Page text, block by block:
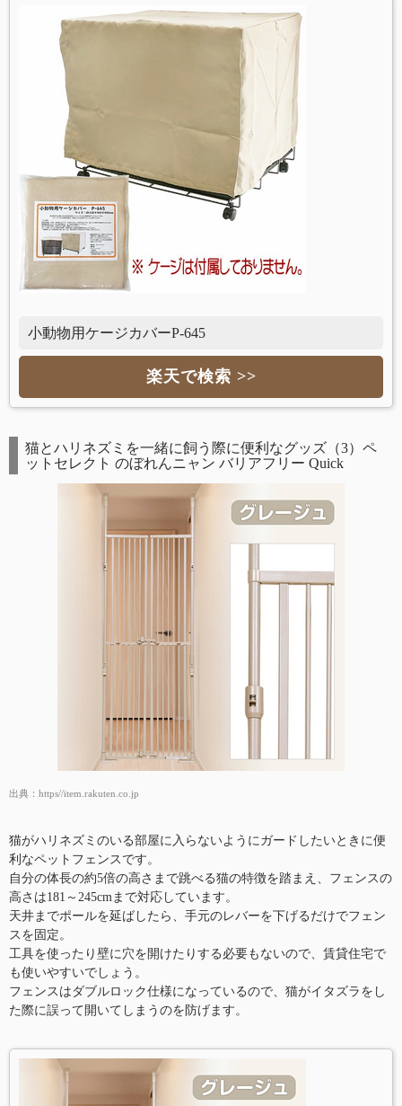
小動物用ケージカバーP-645
楽天で検索 >>
猫とハリネズミを一緒に飼う際に便利なグッズ（3）ペ
ットセレクト のぼれんニャン バリアフリー Quick
出典： https//item.rakuten.co.jp
猫がハリネズミのいる部屋に入らないようにガードしたいときに便
利なペットフェンスです。
自分の体長の約5倍の高さまで跳べる猫の特徴を踏まえ、フェンスの
高さは181～245cmまで対応しています。
天井までポールを延ばしたら、手元のレバーを下げるだけでフェン
スを固定。
工具を使ったり壁に穴を開けたりする必要もないので、賃貸住宅で
も使いやすいでしょう。
フェンスはダブルロック仕様になっているので、猫がイタズラをし
た際に誤って開いてしまうのを防げます。